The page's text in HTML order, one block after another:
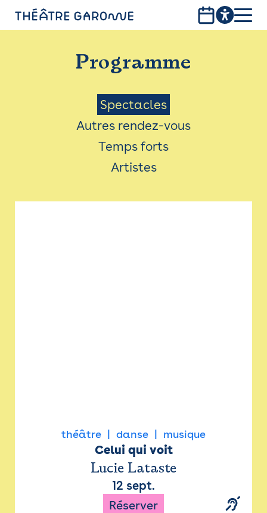
PROGRAMME
INFOS PRATIQUES
AVEC LES PUBLICS
ACCESSIBILITÉ
LES PRODUCTIONS
Programme
Menu
Saison
Spectacles
Autres rendez-vous
Temps forts
Artistes
théâtre danse musique
Celui qui voit
Lucie Lataste
12 sept.
Réserver